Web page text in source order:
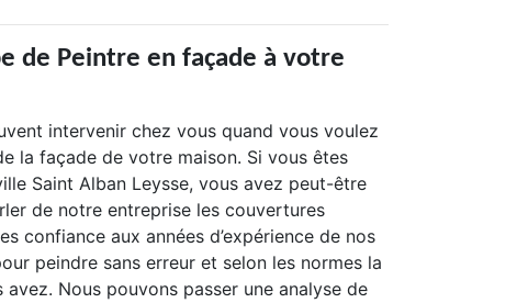
de Peintre en façade à votre
intervenir chez vous quand vous voulez
la façade de votre maison. Si vous êtes
Saint Alban Leysse, vous avez peut-être
de notre entreprise les couvertures
confiance aux années d’expérience de nos
peindre sans erreur et selon les normes la
avez. Nous pouvons passer une analyse de